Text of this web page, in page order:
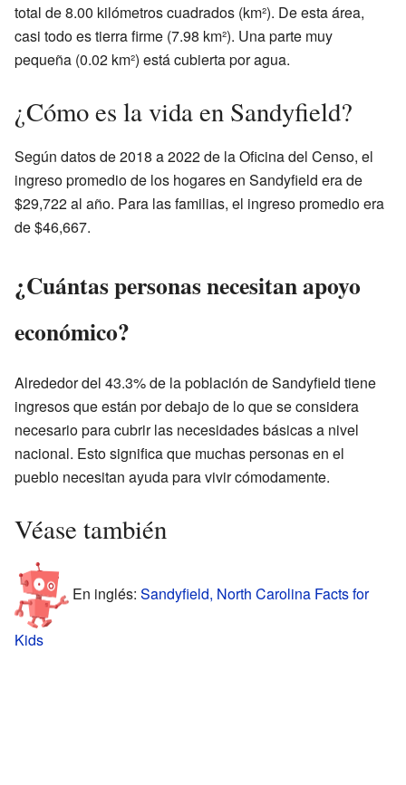
total de 8.00 kilómetros cuadrados (km²). De esta área,
casi todo es tierra firme (7.98 km²). Una parte muy
pequeña (0.02 km²) está cubierta por agua.
¿Cómo es la vida en Sandyfield?
Según datos de 2018 a 2022 de la Oficina del Censo, el
ingreso promedio de los hogares en Sandyfield era de
$29,722 al año. Para las familias, el ingreso promedio era
de $46,667.
¿Cuántas personas necesitan apoyo
económico?
Alrededor del 43.3% de la población de Sandyfield tiene
ingresos que están por debajo de lo que se considera
necesario para cubrir las necesidades básicas a nivel
nacional. Esto significa que muchas personas en el
pueblo necesitan ayuda para vivir cómodamente.
Véase también
En inglés: Sandyfield, North Carolina Facts for
Kids